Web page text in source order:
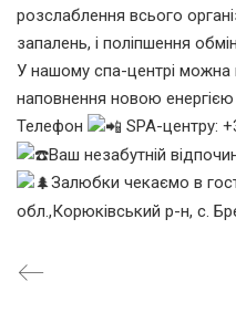
розслаблення всього
запалень, і поліпшення
У нашому спа-центрі можна
наповнення новою енергією
Телефон
SPA-центру:
Ваш незабутній
Залюбки чекаємо в
обл.,Корюківський р-н, с.